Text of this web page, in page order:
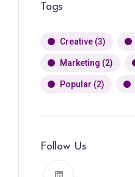
Tags
Creative (3)
Marketing (2)
Popular (2)
Follow Us